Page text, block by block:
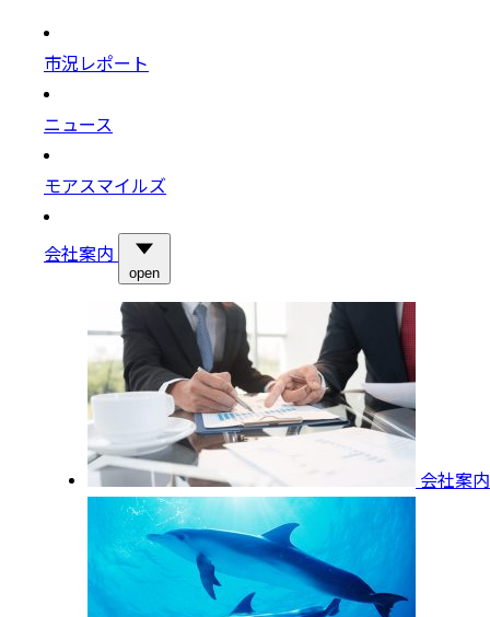
市況レポート
ニュース
モアスマイルズ
会社案内
open
会社案内